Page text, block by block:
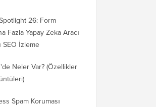
26: Form
Fazla Yapay Zeka Aracı
SEO İzleme
Neler Var? (Özellikler
Spam Koruması